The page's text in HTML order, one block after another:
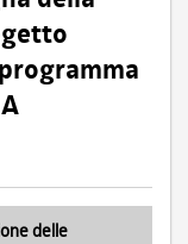
delle